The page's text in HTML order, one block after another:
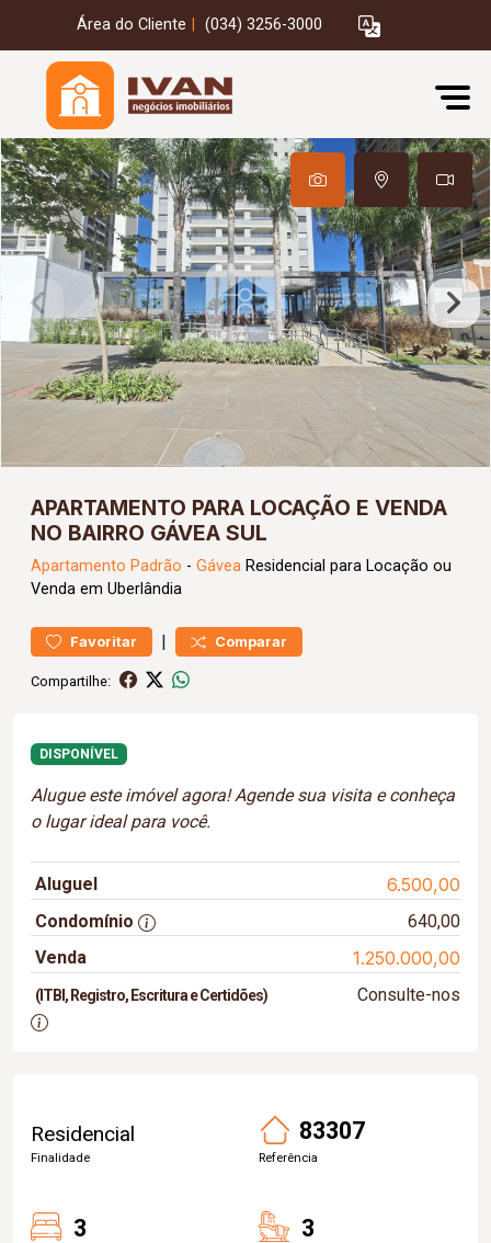
Área do Cliente (034) 3256-3000
APARTAMENTO PARA LOCAÇÃO E VENDA
NO BAIRRO GÁVEA SUL
Apartamento Padrão - Gávea Residencial para Locação ou
Venda em Uberlândia
Favoritar | Comparar
Compartilhe:
DISPONÍVEL
Alugue este imóvel agora! Agende sua visita e conheça
o lugar ideal para você.
Aluguel 6.500,00
Condomínio
640,00
Venda
1.250.000,00
(ITBI, Registro, Escritura e Certidões) Consulte-nos
Residencial
Finalidade
83307
Referência
3 3